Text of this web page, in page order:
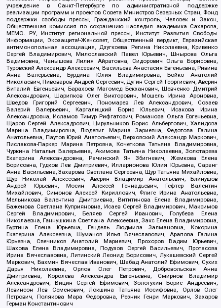
учреждение в Санкт-Петербурге по административной поддержке
реализации программ и проектов Совета Министров Северных Стран, Фонд
поддержки свободы прессы, Гражданский контроль, Человек и Закон,
Общественная комиссия по сохранению наследия академика Сахарова,
МЕМО. РУ, Институт региональной прессы, Институт Развития Свободы
Информации, Экозащита!-Женсовет, Общественный вердикт, Евразийская
антимонопольная ассоциация, Дзугкоева Регина Николаевна, Кривенко
Сергей Владимирович, Милославский Павел Юрьевич, Шнырова Ольга
Вадимовна, Чанышева Лилия Айратовна, Сидорович Ольга Борисовна,
Туровский Александр Алексеевич, Васильева Анастасия Евгеньевна, Ривина
Анна Валерьевна, Бурдина Юлия Владимировна, Бойко Анатолий
Николаевич, Пивоваров Андрей Сергеевич, Дугин Сергей Георгиевич, Аверин
Виталий Евгеньевич, Барахоев Магомед Бекханович, Шевченко Дмитрий
Александрович, Шарипков Олег Викторович, Мошель Ирина Ароновна,
Шведов Григорий Сергеевич, Пономарев Лев Александрович, Созаев
Валерий Валерьевич, Каргалицкий Борис Юльевич, Исакова Ирина
Александровна, Исламов Тимур Рифгатович, Романова Ольга Евгеньевна,
Щаров Сергей Алексадрович, Цирульников Борис Альбертович, Халидова
Марина Владимировна, Людевиг Марина Зариевна, Федотова Галина
Анатольевна, Паутов Юрий Анатольевич, Верховский Александр Маркович,
Пислакова-Паркер Марина Петровна, Кочеткова Татьяна Владимировна,
Чуркина Наталья Валерьевна, Акимова Татьяна Николаевна, Золотарева
Екатерина Александровна, Рачинский Ян Збигневич, Жемкова Елена
Борисовна, Гудков Лев Дмитриевич, Илларионова Юлия Юрьевна, Саранг
Анна Васильевна, Захарова Светлана Сергеевна, Щур Татьяна Михайловна,
Щур Николай Алексеевич, Аверин Владимир Анатольевич, Блинушов
Андрей Юрьевич, Мосин Алексей Геннадьевич, Гефтер Валентин
Михайлович, Симонов Алексей Кириллович, Флиге Ирина Анатольевна,
Мельникова Валентина Дмитриевна, Вититинова Елена Владимировна,
Баженова Светлана Куприяновна, Исаев Сергей Владимирович, Максимов
Сергей Владимирович, Беляев Сергей Иванович, Голубева Елена
Николаевна, Ганнушкина Светлана Алексеевна, Закс Елена Владимировна,
Буртина Елена Юрьевна, Гендель Людмила Залмановна, Кокорина
Екатерина Алексеевна, Шуманов Илья Вячеславович, Арапова Галина
Юрьевна, Свечников Анатолий Мариевич, Прохоров Вадим Юрьевич,
Шахова Елена Владимировна, Подузов Сергей Васильевич, Протасова
Ирина Вячеславовна, Литинский Леонид Борисович, Лукашевский Сергей
Маркович, Бахмин Вячеслав Иванович, Шабад Анатолий Ефимович, Сухих
Дарья Николаевна, Орлов Олег Петрович, Добровольская Анна
Дмитриевна, Королева Александра Евгеньевна, Смирнов Владимир
Александрович, Вицин Сергей Ефимович, Золотухин Борис Андреевич,
Левинсон Лев Семенович, Локшина Татьяна Иосифовна, Орлов Олег
Петрович, Полякова Мара Федоровна, Резник Генри Маркович, Захаров
Герман Константинович